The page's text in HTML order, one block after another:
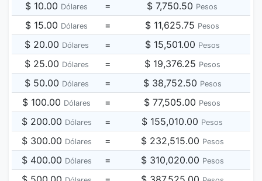
$ 10.00 Dólares = $ 7,750.50 Pesos
$ 15.00 Dólares = $ 11,625.75 Pesos
$ 20.00 Dólares = $ 15,501.00 Pesos
$ 25.00 Dólares = $ 19,376.25 Pesos
$ 50.00 Dólares = $ 38,752.50 Pesos
$ 100.00 Dólares = $ 77,505.00 Pesos
$ 200.00 Dólares = $ 155,010.00 Pesos
$ 300.00 Dólares = $ 232,515.00 Pesos
$ 400.00 Dólares = $ 310,020.00 Pesos